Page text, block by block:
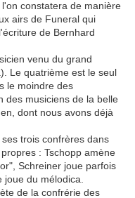
constatera de manière
airs de Funeral qui
de Bernhard
venu du grand
Le quatrième est le seul
le moindre des
des musiciens de la belle
dont nous avons déjà
trois confrères dans
: Tschopp amène
Schreiner joue parfois
du mélodica.
de la confrérie des